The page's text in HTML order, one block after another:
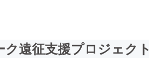
遠征支援プロジェクト